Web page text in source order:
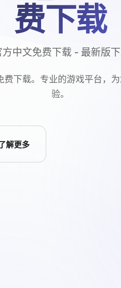
费下载
方中文免费下载 - 最新版
费下载。专业的游戏平台，
验。
解更多